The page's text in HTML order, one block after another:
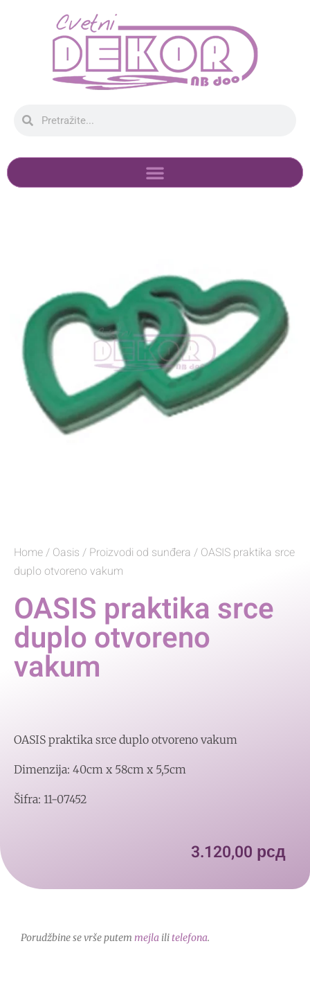
Home/ Oasis / Proizvodi od sunđera / OASIS praktika srce
duplo otvoreno vakum
OASIS praktika srce
duplo otvoreno
vakum
OASIS praktika srce duplo otvoreno vakum
Dimenzija: 40cm x 58cm x 5,5cm
Šifra: 11-07452
3.120,00 рсд
Porudžbine se vrše putem mejla ilitelefona.